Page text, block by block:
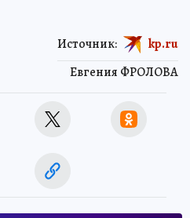
Евгения ФРОЛОВА
Источник: kp.ru